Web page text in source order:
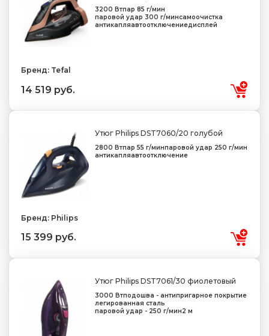
3200 Втпар 85 г/мин
паровой удар 300 г/минсамоочистка
антикапляавтоотключениедисплей
Бренд: Tefal
14 519 руб.
Утюг Philips DST7060/20 голубой
2800 Втпар 55 г/минпаровой удар 250 г/мин
антикапляавтоотключение
Бренд: Philips
15 399 руб.
Утюг Philips DST7061/30 фиолетовый
3000 Втподошва - антипригарное покрытие
легированная сталь
паровой удар - 250 г/мин2 м